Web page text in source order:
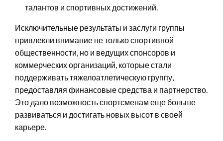
талантов и спортивных достижений.
Исключительные результаты и заслуги группы
привлекли внимание не только спортивной
общественности, но и ведущих спонсоров и
коммерческих организаций, которые стали
поддерживать тяжелоатлетическую группу,
предоставляя финансовые средства и партнерство.
Это дало возможность спортсменам еще больше
развиваться и достигать новых высот в своей
карьере.